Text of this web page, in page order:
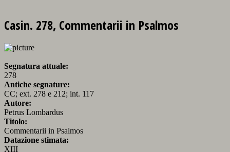
Casin. 278, Commentarii in Psalmos
Segnatura attuale:
278
Antiche segnature:
CC; ext. 278 e 212; int. 117
Autore:
Petrus Lombardus
Titolo:
Commentarii in Psalmos
Datazione stimata:
XIII